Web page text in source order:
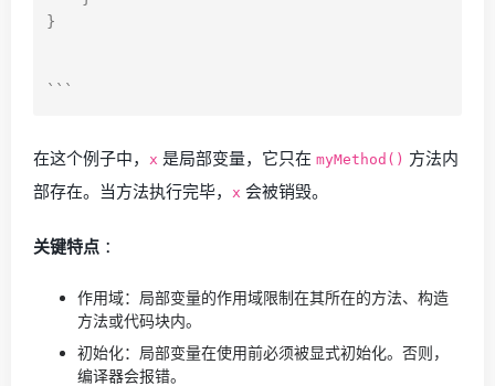
}
在这个例子中， x 是局部变量，它只在 myMethod() 方法内
部存在。当方法执行完毕，
x 会被销毁。
关键特点 ：
作用域：局部变量的作用域限制在其所在的方法、构造
方法或代码块内。
初始化：局部变量在使用前必须被显式初始化。否则，
编译器会报错。